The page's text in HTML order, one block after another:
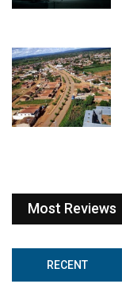
Most Reviews
RECENT